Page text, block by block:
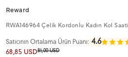
Reward
RWA146964 Çelik Kordonlu Kadın Kol Saati
Satıcının Ortalama Ürün Puanı: 4.6
68,85 USD81,00 USD